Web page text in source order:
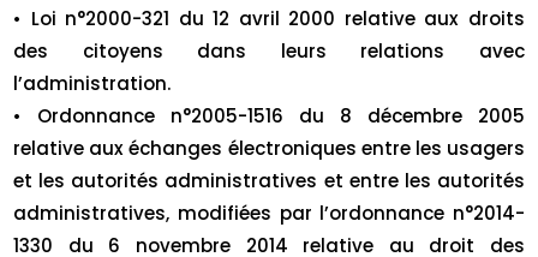
• Loi n°2000-321 du 12 avril 2000 relative aux droits
des citoyens dans leurs relations avec
l’administration.
• Ordonnance n°2005-1516 du 8 décembre 2005
relative aux échanges électroniques entre les usagers
et les autorités administratives et entre les autorités
administratives, modifiées par l’ordonnance n°2014-
1330 du 6 novembre 2014 relative au droit des